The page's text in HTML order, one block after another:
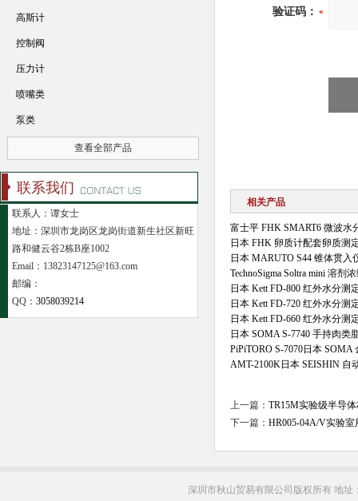
验证码：
相关产品
富士平 FHK SMART6 微波水
日本 FHK 卵质计配套卵质测
日本 MARUTO S44 锥体贯入
TechnoSigma Soltra mini 溶剂
日本 Kett FD-800 红外水分测
日本 Kett FD-720 红外水分测
日本 Kett FD-660 红外水分测
日本 SOMA S-7740 手持肉类
PiPiTORO S-7070日本
AMT-2100K日本 SEISHIN 自
上一篇： TR15M实验级半导
下一篇： HR005-04A/V实验
高斯计
控制阀
压力计
喷嘴类
泵类
查看全部产品
联系我们
联系人：谭女士
地址：深圳市龙岗区龙岗街道新生社区新旺
路和健云谷2栋B座1002
Email：13823147125@163.com
邮编：
QQ： 3058039214
深圳市秋山贸易有限公司版权所有 地址